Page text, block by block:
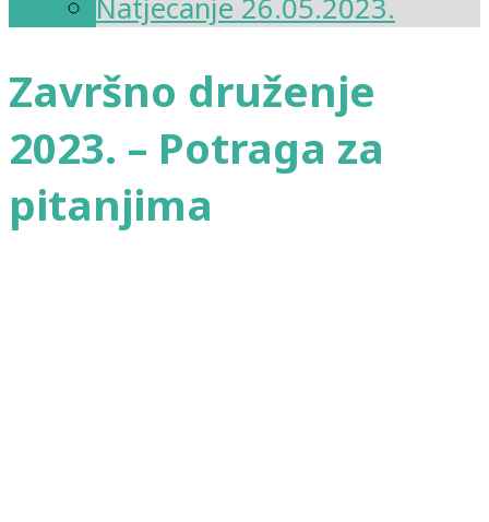
Natjecanje 26.05.2023.
Završno druženje
2023. – Potraga za
pitanjima